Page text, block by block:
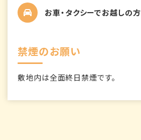
お車・タクシーでお越しの方
禁煙のお願い
敷地内は全面終日禁煙です。